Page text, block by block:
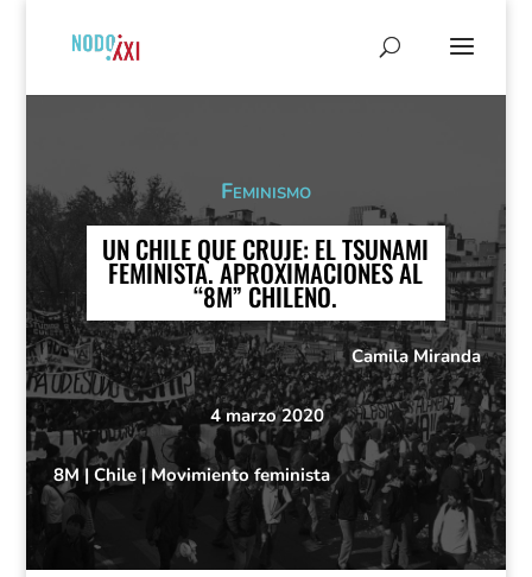
Feminismo
UN CHILE QUE CRUJE: EL TSUNAMI
FEMINISTA. APROXIMACIONES AL
“8M” CHILENO.
Camila Miranda
4 marzo 2020
8M | Chile|Movimiento feminista